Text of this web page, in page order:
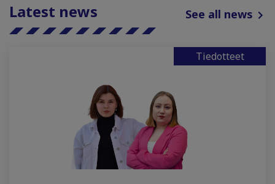
Latest news See all news
Tiedotteet